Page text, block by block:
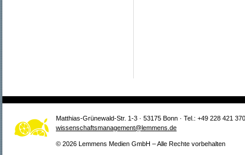
Matthias-Grünewald-Str. 1-3 · 53175 Bonn · Tel.: +49 228 421
wissenschaftsmanagement@lemmens.de
© 2026 Lemmens Medien GmbH – Alle Rechte vorbehalten